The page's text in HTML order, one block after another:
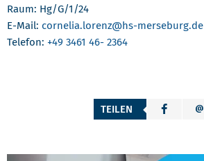
Raum: Hg/G/1/24
E-Mail: cornelia.lorenz@hs-merseburg.de
Telefon: +49 3461 46- 2364
TEILEN